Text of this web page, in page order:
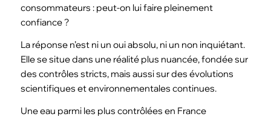
consommateurs : peut-on lui faire pleinement
confiance ?
La réponse n’est ni un oui absolu, ni un non inquiétant.
Elle se situe dans une réalité plus nuancée, fondée sur
des contrôles stricts, mais aussi sur des évolutions
scientifiques et environnementales continues.
Une eau parmi les plus contrôlées en France